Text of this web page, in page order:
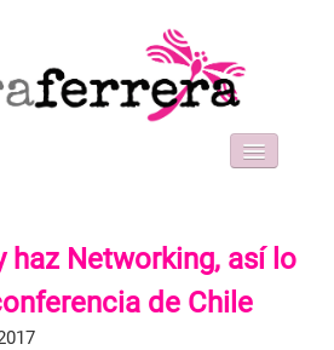
ME
haz Networking, así lo
de Chile